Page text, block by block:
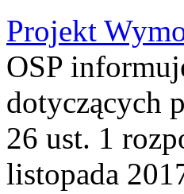
Projekt
OSP
dotyczących
26 ust. 1
listopada